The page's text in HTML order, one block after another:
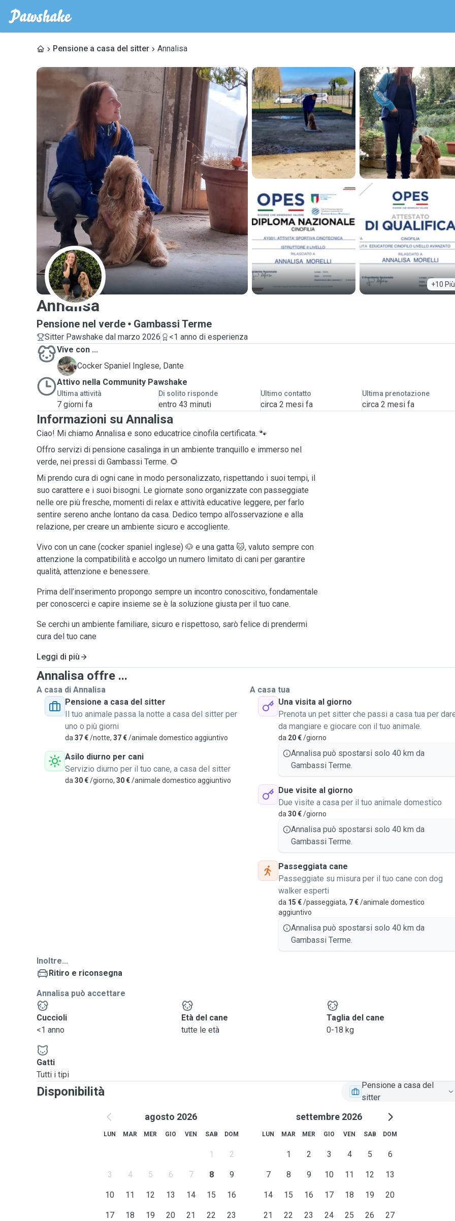
Pensione a casa del sitter Annalisa
+10 Più
A
Annalisa
Pensione nel verde Gambassi Terme
Sitter Pawshake dal marzo 2026
<1 anno di esperienza
Vive con ...
D
Cocker Spaniel Inglese, Dante
Attivo nella Community Pawshake
Ultima attività
7 giorni fa
Di solito risponde
entro 43 minuti
Ultimo contatto
circa 2 mesi fa
Ultima prenotazione
circa 2 mesi fa
Informazioni su Annalisa
Ciao! Mi chiamo Annalisa e sono educatrice cinofila certificata. 🐾
Offro servizi di pensione casalinga in un ambiente tranquillo e immerso nel
verde, nei pressi di Gambassi Terme. 🌻
Mi prendo cura di ogni cane in modo personalizzato, rispettando i suoi tempi, il
suo carattere e i suoi bisogni. Le giornate sono organizzate con passeggiate
nelle ore più fresche, momenti di relax e attività educative leggere, per farlo
sentire sereno anche lontano da casa. Dedico tempo all’osservazione e alla
relazione, per creare un ambiente sicuro e accogliente.
Vivo con un cane (cocker spaniel inglese) 🐶 e una gatta 🐱, valuto sempre con
attenzione la compatibilità e accolgo un numero limitato di cani per garantire
qualità, attenzione e benessere.
Prima dell’inserimento propongo sempre un incontro conoscitivo, fondamentale
per conoscerci e capire insieme se è la soluzione giusta per il tuo cane.
Se cerchi un ambiente familiare, sicuro e rispettoso, sarò felice di prendermi
cura del tuo cane
Leggi di più
Annalisa offre ...
A casa di Annalisa
Pensione a casa del sitter
Il tuo animale passa la notte a casa del sitter per
uno o più giorni
da 37 €/notte, 37 €/animale domestico aggiuntivo
Asilo diurno per cani
Servizio diurno per il tuo cane, a casa del sitter
da 30 €/giorno, 30 €/animale domestico aggiuntivo
A casa tua
Una visita al giorno
Prenota un pet sitter che passi a casa tua per
da mangiare e giocare con il tuo animale.
da 20 €/giorno
Annalisa può spostarsi solo 40 km da
Gambassi Terme.
Due visite al giorno
Due visite a casa per il tuo animale domestico
da 30 €/giorno
Annalisa può spostarsi solo 40 km da
Gambassi Terme.
Passeggiata cane
Passeggiate su misura per il tuo cane con dog
walker esperti
da 15 €/passeggiata, 7 €/animale domestico
aggiuntivo
Annalisa può spostarsi solo 40 km da
Gambassi Terme.
Inoltre...
Ritiro e riconsegna
Annalisa può accettare
Cuccioli
<1 anno
Età del cane
tutte le età
Taglia del cane
0-18 kg
Gatti
Tutti i tipi
Disponibilità
Pensione a casa del
sitter
agosto 2026
LUN MAR MER GIO VEN SAB DOM
1 2
3 4 5 6 7 8 9
10 11 12 13 14 15 16
17 18 19 20 21 22 23
settembre 2026
LUN MAR MER GIO VEN SAB DOM
1 2 3 4 5 6
7 8 9 10 11 12 13
14 15 16 17 18 19 20
21 22 23 24 25 26 27